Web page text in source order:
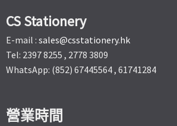
CS Stationery
E-mail : sales@csstationery.hk
Tel: 2397 8255 , 2778 3809
WhatsApp: (852) 67445564 , 61741284
營業時間